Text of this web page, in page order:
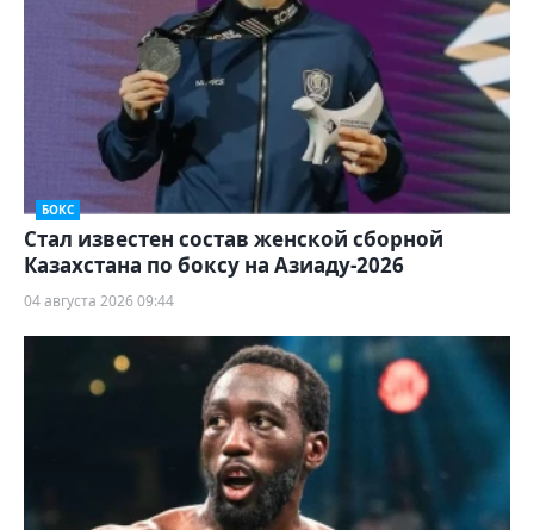
БОКС
Стал известен состав женской сборной
Казахстана по боксу на Азиаду-2026
04 августа 2026 09:44